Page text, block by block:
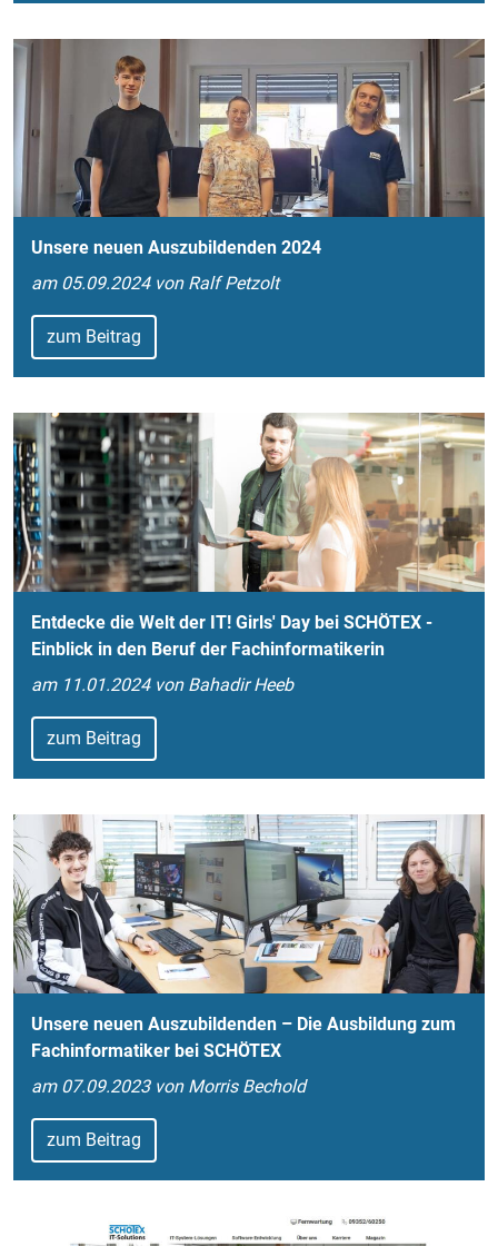
Unsere neuen Auszubildenden 2024
am 05.09.2024 von Ralf Petzolt
zum Beitrag
Entdecke die Welt der IT! Girls' Day bei SCHÖTEX -
Einblick in den Beruf der Fachinformatikerin
am 11.01.2024 von Bahadir Heeb
zum Beitrag
Unsere neuen Auszubildenden – Die Ausbildung zum
Fachinformatiker bei SCHÖTEX
am 07.09.2023 von Morris Bechold
zum Beitrag